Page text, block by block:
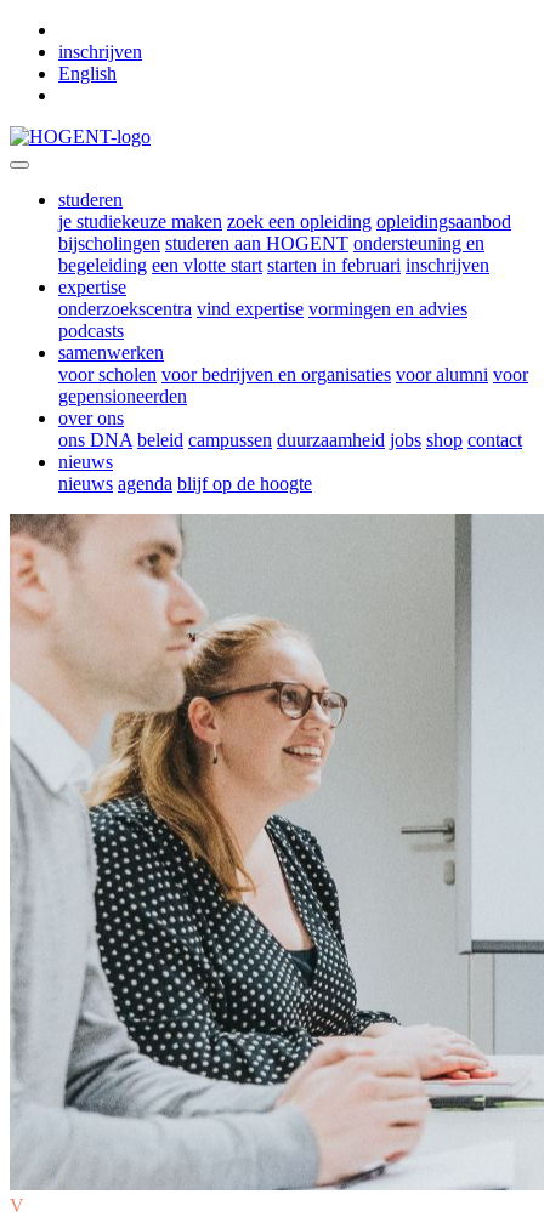
inschrijven
English
studeren
je studiekeuze maken zoek een opleiding opleidingsaanbod
bijscholingen studeren aan HOGENT ondersteuning en
begeleiding een vlotte start starten in februari inschrijven
expertise
onderzoekscentra vind expertise vormingen en advies
podcasts
samenwerken
voor scholen voor bedrijven en organisaties voor alumni voor
gepensioneerden
over ons
ons DNA beleid campussen duurzaamheid jobs shop contact
nieuws
nieuws agenda blijf op de hoogte
V